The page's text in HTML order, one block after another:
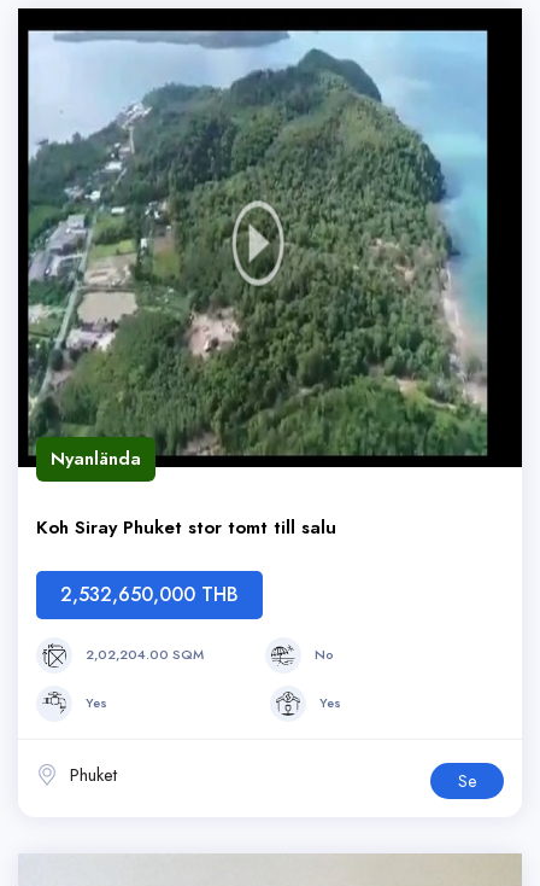
Nyanlända
Koh Siray Phuket stor tomt till salu
2,532,650,000 THB
2,02,204.00 SQM No
Yes Yes
Phuket Se